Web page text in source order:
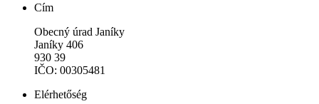
Cím
Obecný úrad Janíky
Janíky 406
930 39
IČO: 00305481
Elérhetőség